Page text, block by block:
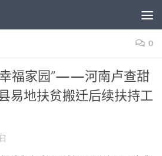
0
幸福家园”——河南卢查甜
易地扶贫搬迁后续扶持工